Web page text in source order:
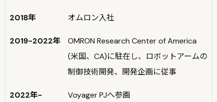
2018年 オムロン入社
2019-2022年
OMRON Research Center of America
(米国、CA)に駐在し、ロボットアームの
制御技術開発、開発企画に従事
2022年- Voyager PJへ参画